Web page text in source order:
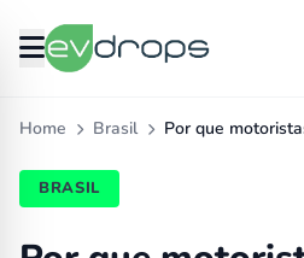
Home Brasil Por que
BRASIL